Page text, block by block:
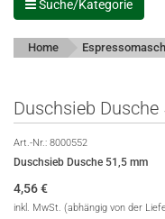
Suche/Kategorie
Home
Duschsieb
Art.-Nr.: 8000552
Duschsieb Dusche 51,5 mm
4,56€
inkl. MwSt. (abhängig von der